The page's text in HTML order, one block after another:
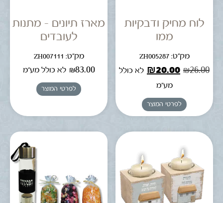
לוח מחיק ודבקיות
ממו
מק"ט: ZH005287
₪26.00
₪20.00
לא כולל
מע"מ
לפרטי המוצר
מארז תיונים – מתנות
לעובדים
מק"ט: ZH007111
₪83.00 לא כולל מע"מ
לפרטי המוצר